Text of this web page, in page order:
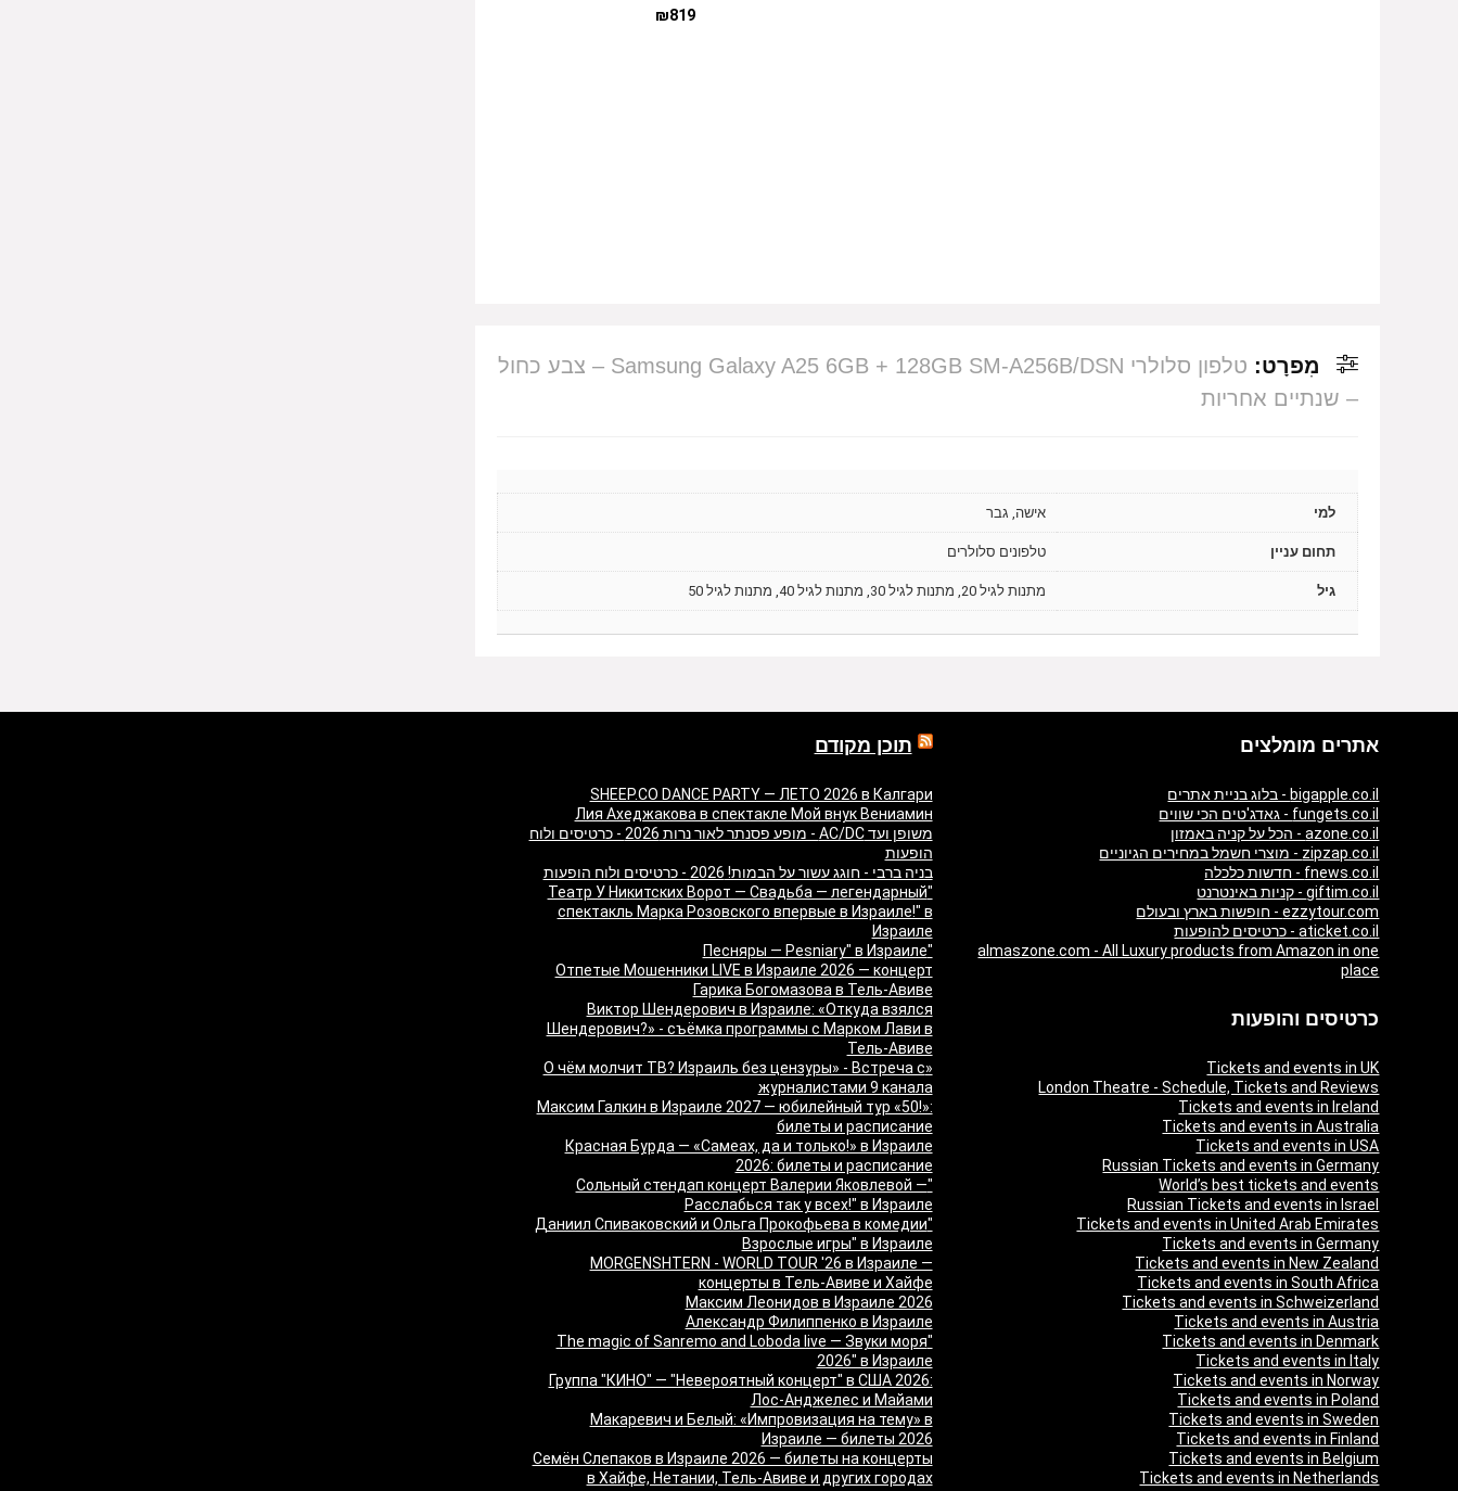
₪819
מִפרָט:
טלפון סלולרי Samsung Galaxy A25 6GB + 128GB SM-A256B/DSN – צבע כחול
– שנתיים אחריות
למי אישה, גבר
תחום עניין טלפונים סלולרים
גיל מתנות לגיל 20, מתנות לגיל 30, מתנות לגיל 40, מתנות לגיל 50
אתרים מומלצים
bigapple.co.il - בלוג בניית אתרים
fungets.co.il - גאדג'טים הכי שווים
azone.co.il - הכל על קניה באמזון
zipzap.co.il - מוצרי חשמל במחירים הגיוניים
fnews.co.il - חדשות כלכלה
giftim.co.il - קניות באינטרנט
ezzytour.com - חופשות בארץ ובעולם
aticket.co.il - כרטיסים להופעות
almaszone.com - All Luxury products from Amazon in one
place
כרטיסים והופעות
Tickets and events in UK
London Theatre - Schedule, Tickets and Reviews
Tickets and events in Ireland
Tickets and events in Australia
Tickets and events in USA
Russian Tickets and events in Germany
World’s best tickets and events
Russian Tickets and events in Israel
Tickets and events in United Arab Emirates
Tickets and events in Germany
Tickets and events in New Zealand
Tickets and events in South Africa
Tickets and events in Schweizerland
Tickets and events in Austria
Tickets and events in Denmark
Tickets and events in Italy
Tickets and events in Norway
Tickets and events in Poland
Tickets and events in Sweden
Tickets and events in Finland
Tickets and events in Belgium
Tickets and events in Netherlands
תוכן מקודם
SHEEP.CO DANCE PARTY — ЛЕТО 2026 в Калгари
Лия Ахеджакова в спектакле Мой внук Вениамин
משופן ועד AC/DC - מופע פסנתר לאור נרות 2026 - כרטיסים ולוח
הופעות
בניה ברבי - חוגג עשור על הבמות! 2026 - כרטיסים ולוח הופעות
"Театр У Никитских Ворот — Свадьба — легендарный
спектакль Марка Розовского впервые в Израиле!" в
Израиле
"Песняры — Pesniary" в Израиле
Отпетые Мошенники LIVE в Израиле 2026 — концерт
Гарика Богомазова в Тель-Авиве
Виктор Шендерович в Израиле: «Откуда взялся
Шендерович?» - съёмка программы с Марком Лави в
Тель-Авиве
«О чём молчит ТВ? Израиль без цензуры» - Встреча с
журналистами 9 канала
Максим Галкин в Израиле 2027 — юбилейный тур «50!»:
билеты и расписание
Красная Бурда — «Самеах, да и только!» в Израиле
2026: билеты и расписание
"Сольный стендап концерт Валерии Яковлевой —
Расслабься так у всех!" в Израиле
"Даниил Спиваковский и Ольга Прокофьева в комедии
Взрослые игры" в Израиле
MORGENSHTERN - WORLD TOUR '26 в Израиле —
концерты в Тель-Авиве и Хайфе
Максим Леонидов в Израиле 2026
Александр Филиппенко в Израиле
"The magic of Sanremo and Loboda live — Звуки моря
2026" в Израиле
Группа "КИНО" — "Невероятный концерт" в США 2026:
Лос-Анджелес и Майами
Макаревич и Белый: «Импровизация на тему» в
Израиле — билеты 2026
Семён Слепаков в Израиле 2026 — билеты на концерты
в Хайфе, Нетании, Тель-Авиве и других городах